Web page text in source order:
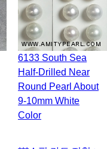
6133 South Sea
Half-Drilled Near
Round Pearl About
9-10mm White
Color